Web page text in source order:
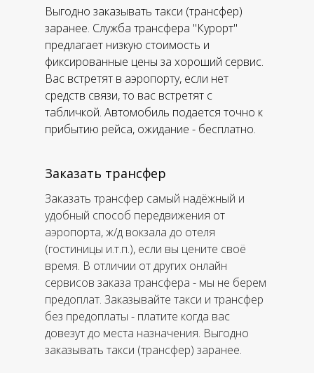
Заказать трансфер самый надёжный и
удобный способ передвижения от
аэропорта, ж/д вокзала до отеля
(гостиницы и.т.п.), если вы цените своё
время. В отличии от других онлайн
сервисов заказа трансфера - мы не берем
предоплат. Заказывайте такси и трансфер
без предоплаты - платите когда вас
довезут до места назначения. Выгодно
заказывать такси (трансфер) заранее.
Заказать трансфер
Выгодно заказывать такси (трансфер)
заранее. Служба трансфера "Курорт"
предлагает низкую стоимость и
фиксированные цены за хороший сервис.
Вас встретят в аэропорту, если нет
средств связи, то вас встретят с
табличкой. Автомобиль подается точно к
прибытию рейса, ожидание - бесплатно.